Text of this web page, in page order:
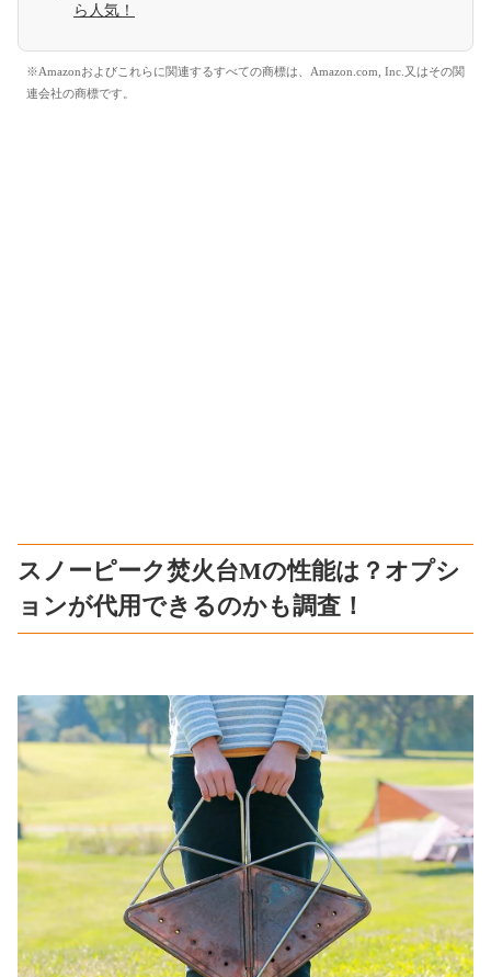
ら人気！
※Amazonおよびこれらに関連するすべての商標は、Amazon.com, Inc.又はその関
連会社の商標です。
スノーピーク焚火台Mの性能は？オプシ
ョンが代用できるのかも調査！